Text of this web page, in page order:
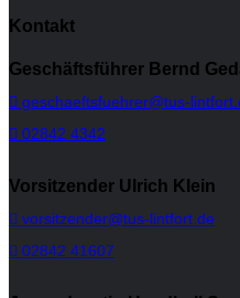
Kontakt
Geschäftsführer Bernd
geschaeftsfuehrer@tus-
02842 4342
Vorsitzender Ulrich Klein
vorsitzender@tus-lintfort.de
02842 41607